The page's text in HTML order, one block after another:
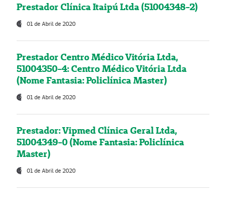
Prestador Clínica Itaipú Ltda (51004348-2)
01 de Abril de 2020
Prestador Centro Médico Vitória Ltda,
51004350-4: Centro Médico Vitória Ltda
(Nome Fantasia: Policlínica Master)
01 de Abril de 2020
Prestador: Vipmed Clínica Geral Ltda,
51004349-0 (Nome Fantasia: Policlínica
Master)
01 de Abril de 2020